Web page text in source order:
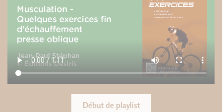
Début de playlist